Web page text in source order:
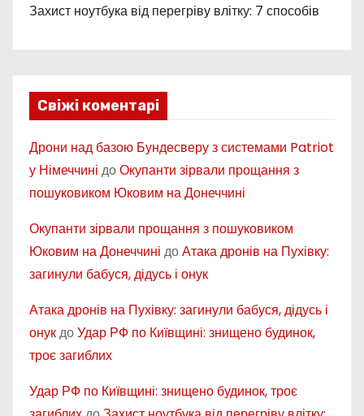
Захист ноутбука від перегріву влітку: 7 способів
Свіжі коментарі
Дрони над базою Бундесверу з системами Patriot
у Німеччині доОкупанти зірвали прощання з
пошуковиком Юковим на Донеччині
Окупанти зірвали прощання з пошуковиком
Юковим на Донеччині доАтака дронів на Пухівку:
загинули бабуся, дідусь і онук
Атака дронів на Пухівку: загинули бабуся, дідусь і
онукдоУдар РФ по Київщині: знищено будинок,
троє загиблих
Удар РФ по Київщині: знищено будинок, троє